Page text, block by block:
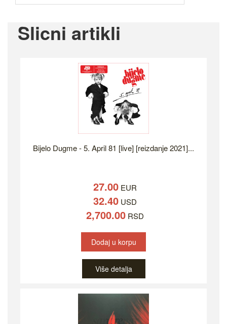
Slicni artikli
Bijelo Dugme - 5. April 81 [live] [reizdanje 2021]...
27.00EUR
32.40USD
2,700.00RSD
Dodaj u korpu
Više detalja